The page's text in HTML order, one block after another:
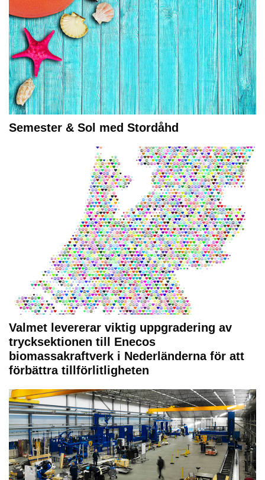
Semester & Sol med Stordåhd
Valmet levererar viktig uppgradering av
trycksektionen till Enecos
biomassakraftverk i Nederländerna för att
förbättra tillförlitligheten